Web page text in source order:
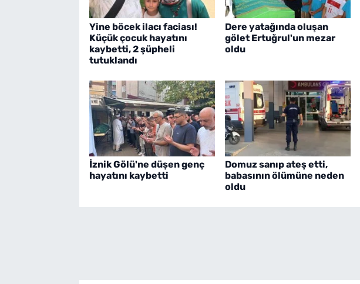
Yine böcek ilacı faciası!
Küçük çocuk hayatını
kaybetti, 2 şüpheli
tutuklandı
Dere yatağında oluşan
gölet Ertuğrul'un mezar
oldu
İznik Gölü'ne düşen genç
hayatını kaybetti
Domuz sanıp ateş etti,
babasının ölümüne neden
oldu